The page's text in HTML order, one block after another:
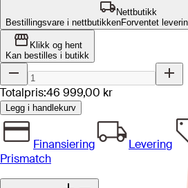
Nettbutikk
Bestillingsvare i nettbutikkenForventet
Klikk og hent
Kan bestilles i butikk
Totalpris:46 999,00 kr
Legg i handlekurv
Finansiering
Levering
Prismatch